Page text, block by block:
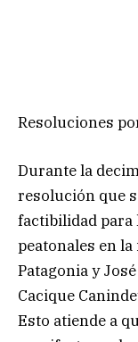
Resoluciones
Durante la
resolución que
factibilidad para
peatonales en
Patagonia y
Cacique
Esto atiende a